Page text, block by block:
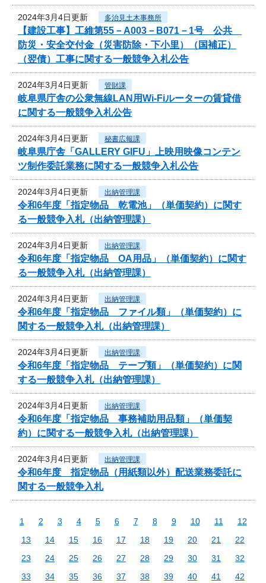
2024年3月4日更新 多治見土木事務所
【建設工事】工維第55－A003－B071－1号 公共
防災・安全交付金（災害防除・下小里）（国補正）
（翌債）工事に関する一般競争入札公告
2024年3月4日更新 管財課
岐阜県庁舎の公衆無線LAN用Wi-Fiルーターの賃貸借
に関する一般競争入札公告
2024年3月4日更新 秘書広報課
岐阜県庁舎「GALLERY GIFU」上映用映像コンテン
ツ制作委託業務に関する一般競争入札公告
2024年3月4日更新 出納管理課
令和6年度「指定物品 乾電池」（単価契約）に関す
る一般競争入札（出納管理課）
2024年3月4日更新 出納管理課
令和6年度「指定物品 OA用品」（単価契約）に関す
る一般競争入札（出納管理課）
2024年3月4日更新 出納管理課
令和6年度「指定物品 ファイル類」（単価契約）に
関する一般競争入札（出納管理課）
2024年3月4日更新 出納管理課
令和6年度「指定物品 テープ類」（単価契約）に関
する一般競争入札（出納管理課）
2024年3月4日更新 出納管理課
令和6年度「指定物品 事務補助用品類」（単価契
約）に関する一般競争入札（出納管理課）
2024年3月4日更新 出納管理課
令和6年度 指定物品（用紙類以外）配送業務委託に
関する一般競争入札
1 2 3 4 5 6 7 8 9 10 11
12
13
14 15 16 17 18 19 20 21
22
23
24 25 26 27 28 29 30 31
32
33
34 35 36 37 38 39 40 41
42